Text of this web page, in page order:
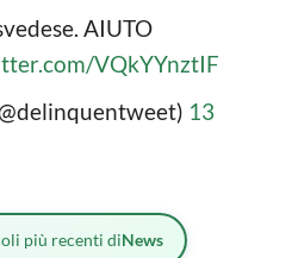
AIUTO
VQkYYnztIF
13
più recenti diNews